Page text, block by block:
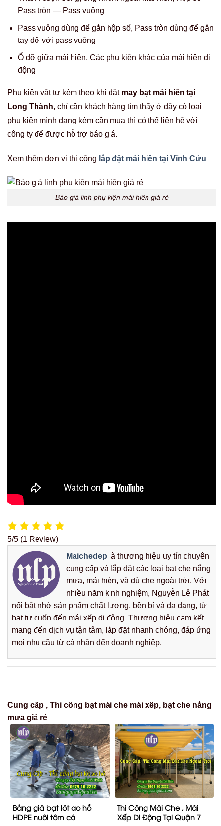
Pass tròn — Pass vuông
Pass vuông dùng để gắn hộp số, Pass tròn dùng để gắn
tay đỡ với pass vuông
Ổ đỡ giữa mái hiên, Các phụ kiện khác của mái hiên di
động
Phụ kiện vật tự kèm theo khi đặt may bạt mái hiên tại
Long Thành, chỉ cần khách hàng tìm thấy ở đây có loại
phụ kiện mình đang kèm cần mua thì có thể liên hệ với
công ty để được hỗ trợ báo giá.
Xem thêm đơn vị thi công lắp đặt mái hiên tại Vĩnh Cửu
Báo giá linh phụ kiện mái hiên giá rẻ
5/5 (1 Review)
Maichedep là thương hiệu uy tín chuyên
cung cấp và lắp đặt các loại bạt che nắng
mưa, mái hiên, và dù che ngoài trời. Với
nhiều năm kinh nghiệm, Nguyễn Lê Phát
nổi bật nhờ sản phẩm chất lượng, bền bỉ và đa dạng, từ
bạt tự cuốn đến mái xếp di động. Thương hiệu cam kết
mang đến dịch vụ tận tâm, lắp đặt nhanh chóng, đáp ứng
mọi nhu cầu từ cá nhân đến doanh nghiệp.
Cung cấp , Thi công bạt mái che mái xếp, bạt che nắng
mưa giá rẻ
Bảng giá bạt lót ao hồ
HDPE nuôi tôm cá
Thi Công Mái Che , Mái
Xếp Di Động Tại Quận 7